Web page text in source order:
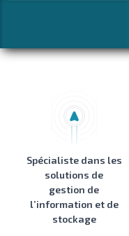
Spécialiste dans les
solutions de
gestion de
l’information et de
stockage